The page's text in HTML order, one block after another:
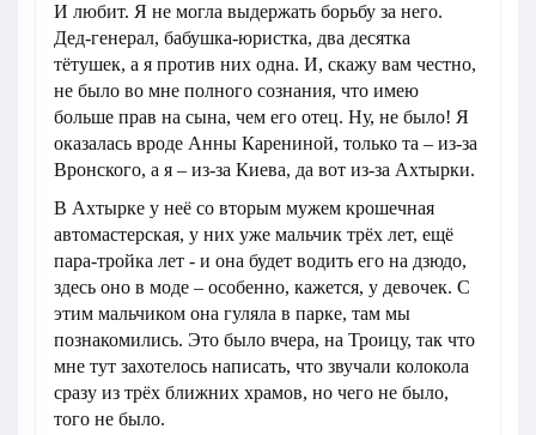
И любит. Я не могла выдержать борьбу за него.
Дед-генерал, бабушка-юристка, два десятка
тётушек, а я против них одна. И, скажу вам честно,
не было во мне полного сознания, что имею
больше прав на сына, чем его отец. Ну, не было! Я
оказалась вроде Анны Карениной, только та – из-за
Вронского, а я – из-за Киева, да вот из-за Ахтырки.
В Ахтырке у неё со вторым мужем крошечная
автомастерская, у них уже мальчик трёх лет, ещё
пара-тройка лет - и она будет водить его на дзюдо,
здесь оно в моде – особенно, кажется, у девочек. С
этим мальчиком она гуляла в парке, там мы
познакомились. Это было вчера, на Троицу, так что
мне тут захотелось написать, что звучали колокола
сразу из трёх ближних храмов, но чего не было,
того не было.